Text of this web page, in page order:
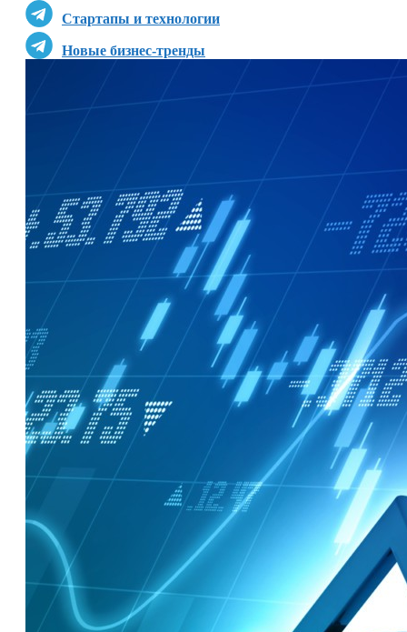
Стартапы и технологии
Новые бизнес-тренды